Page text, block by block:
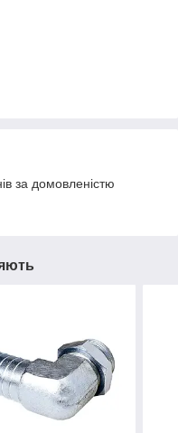
за домовленістю